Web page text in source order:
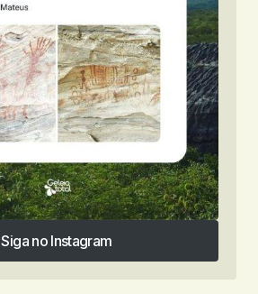
Siga no Instagram
Siga no Instagram